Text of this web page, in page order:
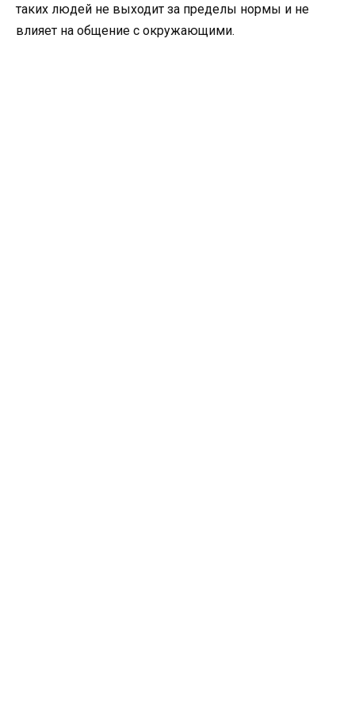
таких людей не выходит за пределы нормы и не
влияет на общение с окружающими.